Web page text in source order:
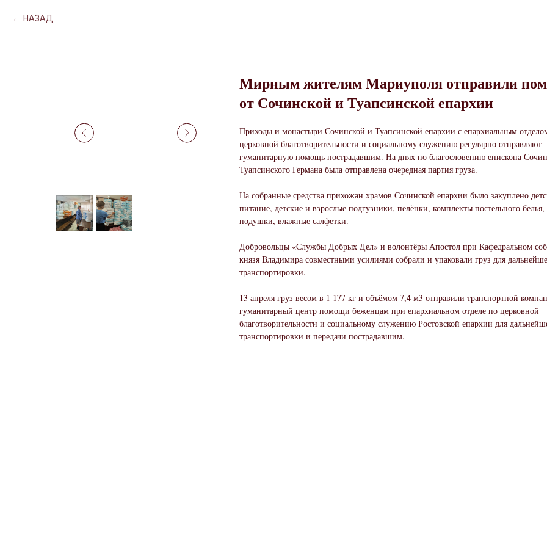
НАЗАД
Мирным жителям Мариуполя отправили
от Сочинской и Туапсинской епархии
Приходы и монастыри Сочинской и Туапсинской епархии с епархиальным
церковной благотворительности и социальному служению регулярно отправляют
гуманитарную помощь пострадавшим. На днях по благословению епископа
Туапсинского Германа была отправлена очередная партия груза.
На собранные средства прихожан храмов Сочинской епархии было закуплено
питание, детские и взрослые подгузники, пелёнки, комплекты постельного белья,
подушки, влажные салфетки.
Добровольцы «Службы Добрых Дел» и волонтёры Апостол при Кафедральном
князя Владимира совместными усилиями собрали и упаковали груз для
транспортировки.
13 апреля груз весом в 1 177 кг и объёмом 7,4 м3 отправили транспортной
гуманитарный центр помощи беженцам при епархиальном отделе по церковной
благотворительности и социальному служению Ростовской епархии для
транспортировки и передачи пострадавшим.